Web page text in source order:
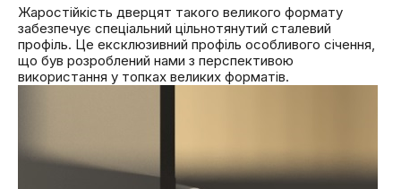
Жаростійкість дверцят такого великого формату
забезпечує спеціальний цільнотянутий сталевий
профіль. Це ексклюзивний профіль особливого січення,
що був розроблений нами з перспективою
використання у топках великих форматів.